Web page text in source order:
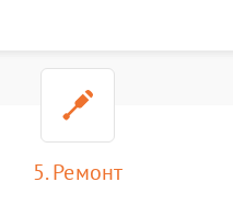
5. Ремонт